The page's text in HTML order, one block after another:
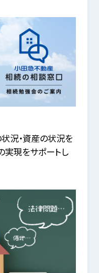
況・資産の状況を
実現をサポートし